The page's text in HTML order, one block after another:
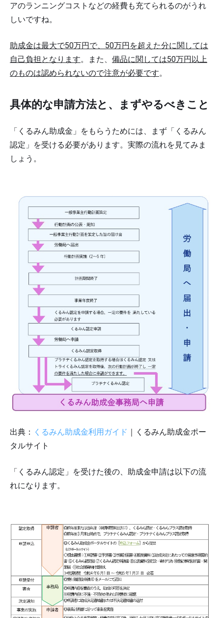
アのランニングコストなどの経費も充てられるのがうれ
しいですね。
助成金は最大で50万円で、50万円を超えた分に関しては
自己負担となります。また、 備品に関しては50万円以上
のものは認められないので注意が必要です。
具体的な申請方法と、まずやるべきこと
「くるみん助成金」をもらうためには、まず「くるみん
認定」を受ける必要があります。実際の流れを見てみま
しょう。
出典： くるみん助成金利用ガイド ｜くるみん助成金ポー
タルサイト
「くるみん認定」を受けた後の、助成金申請は以下の流
れになります。